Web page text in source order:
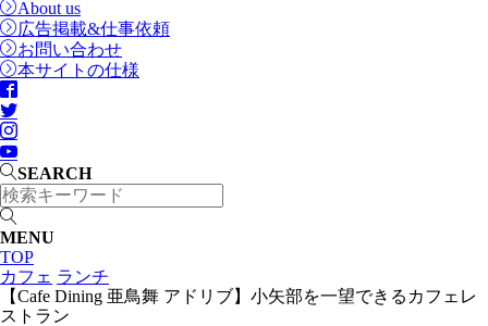
About us
広告掲載&仕事依頼
お問い合わせ
本サイトの仕様
SEARCH
MENU
TOP
カフェ ランチ
【Cafe Dining 亜鳥舞 アドリブ】小矢部を一望できるカフェレ
ストラン